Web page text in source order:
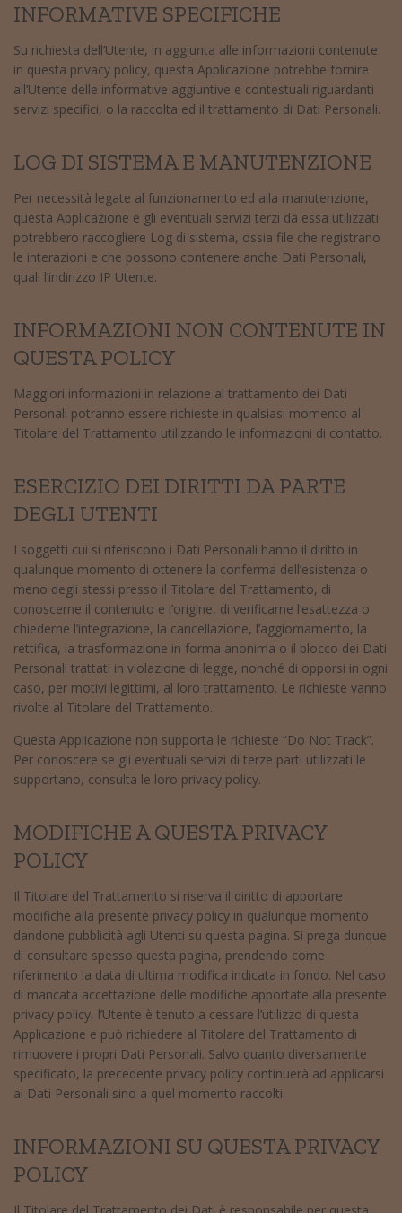
INFORMATIVE SPECIFICHE
Su richiesta dell’Utente, in aggiunta alle informazioni contenute
in questa privacy policy, questa Applicazione potrebbe fornire
all’Utente delle informative aggiuntive e contestuali riguardanti
servizi specifici, o la raccolta ed il trattamento di Dati Personali.
LOG DI SISTEMA E MANUTENZIONE
Per necessità legate al funzionamento ed alla manutenzione,
questa Applicazione e gli eventuali servizi terzi da essa utilizzati
potrebbero raccogliere Log di sistema, ossia file che registrano
le interazioni e che possono contenere anche Dati Personali,
quali l’indirizzo IP Utente.
INFORMAZIONI NON CONTENUTE IN
QUESTA POLICY
Maggiori informazioni in relazione al trattamento dei Dati
Personali potranno essere richieste in qualsiasi momento al
Titolare del Trattamento utilizzando le informazioni di contatto.
ESERCIZIO DEI DIRITTI DA PARTE
DEGLI UTENTI
I soggetti cui si riferiscono i Dati Personali hanno il diritto in
qualunque momento di ottenere la conferma dell’esistenza o
meno degli stessi presso il Titolare del Trattamento, di
conoscerne il contenuto e l’origine, di verificarne l’esattezza o
chiederne l’integrazione, la cancellazione, l’aggiornamento, la
rettifica, la trasformazione in forma anonima o il blocco dei Dati
Personali trattati in violazione di legge, nonché di opporsi in ogni
caso, per motivi legittimi, al loro trattamento. Le richieste vanno
rivolte al Titolare del Trattamento.
Questa Applicazione non supporta le richieste “Do Not Track”.
Per conoscere se gli eventuali servizi di terze parti utilizzati le
supportano, consulta le loro privacy policy.
MODIFICHE A QUESTA PRIVACY
POLICY
Il Titolare del Trattamento si riserva il diritto di apportare
modifiche alla presente privacy policy in qualunque momento
dandone pubblicità agli Utenti su questa pagina. Si prega dunque
di consultare spesso questa pagina, prendendo come
riferimento la data di ultima modifica indicata in fondo. Nel caso
di mancata accettazione delle modifiche apportate alla presente
privacy policy, l’Utente è tenuto a cessare l’utilizzo di questa
Applicazione e può richiedere al Titolare del Trattamento di
rimuovere i propri Dati Personali. Salvo quanto diversamente
specificato, la precedente privacy policy continuerà ad applicarsi
ai Dati Personali sino a quel momento raccolti.
INFORMAZIONI SU QUESTA PRIVACY
POLICY